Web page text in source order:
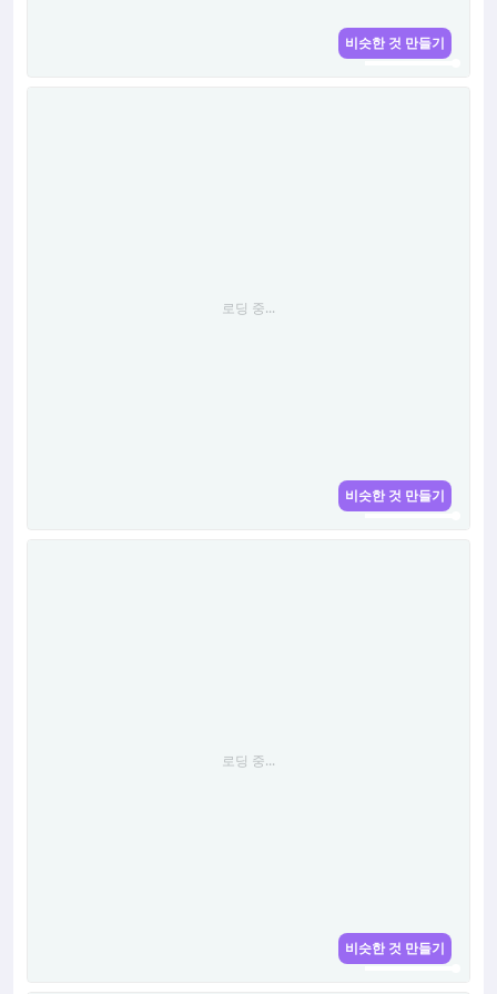
로딩 중...
비슷한 것 만들기
로딩 중...
로딩 중...
비슷한 것 만들기
로딩 중...
로딩 중...
비슷한 것 만들기